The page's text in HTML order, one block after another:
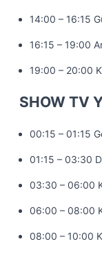
14:00 – 16:15
16:15 – 19:00
19:00 – 20:00
SHOW TV
00:15 – 01:15
01:15 – 03:30
03:30 – 06:00
06:00 – 08:00
08:00 – 10:00